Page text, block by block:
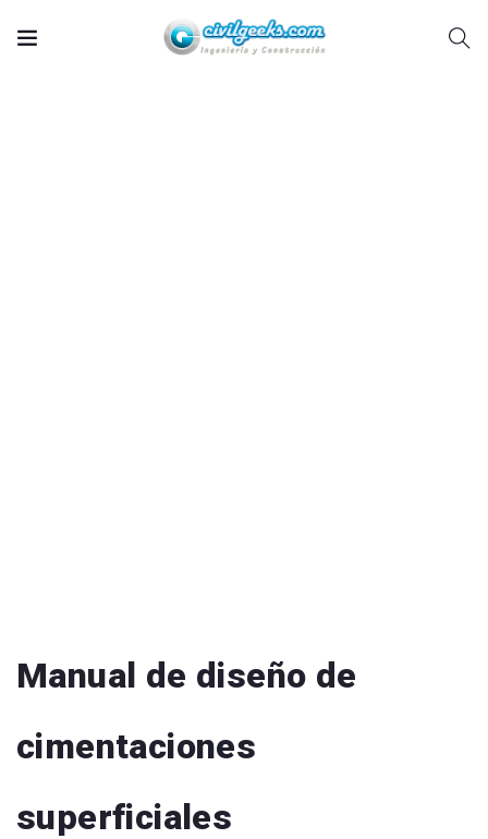
Manual de diseño de
cimentaciones
superficiales